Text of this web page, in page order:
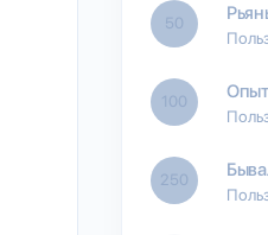
50
100
250